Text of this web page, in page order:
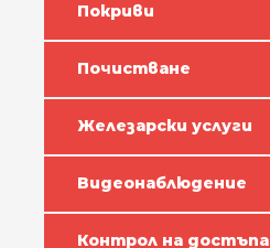
Покриви
Почистване
Железарски услуги
Видеонаблюдение
Контрол на достъпа